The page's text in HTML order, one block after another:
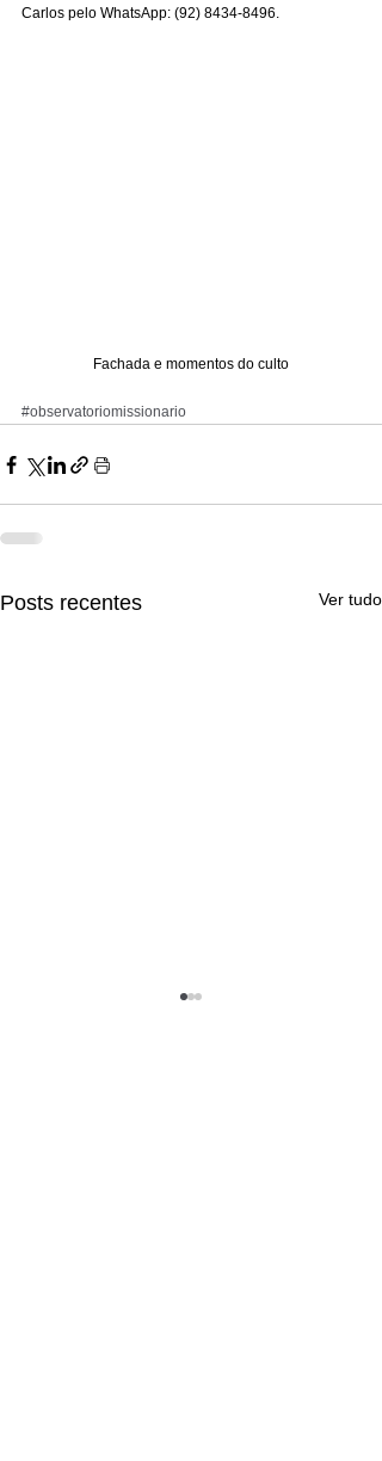
Carlos pelo WhatsApp: (92) 8434-8496.
Fachada e momentos do culto
#observatoriomissionario
Posts recentes Ver tudo